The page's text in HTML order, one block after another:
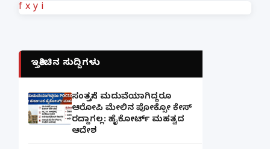
f x y i
ಇತ್ತೀಚಿನ ಸುದ್ದಿಗಳು
ಸಂತ್ರಸ್ತೆಗೆ ಮದುವೆಯಾಗಿದ್ದರೂ
ಆರೋಪಿ ಮೇಲಿನ ಪೋಕ್ಸೋ ಕೇಸ್
ರದ್ದಾಗಲ್ಲ: ಹೈಕೋರ್ಟ್ ಮಹತ್ವದ
ಆದೇಶ